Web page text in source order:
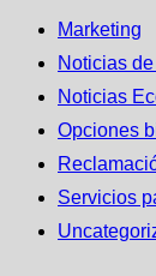
Marketing
Noticias
Noticias
Opciones
Servicios